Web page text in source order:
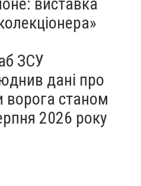
ЗСУ
дані про
ворога станом
2026 року